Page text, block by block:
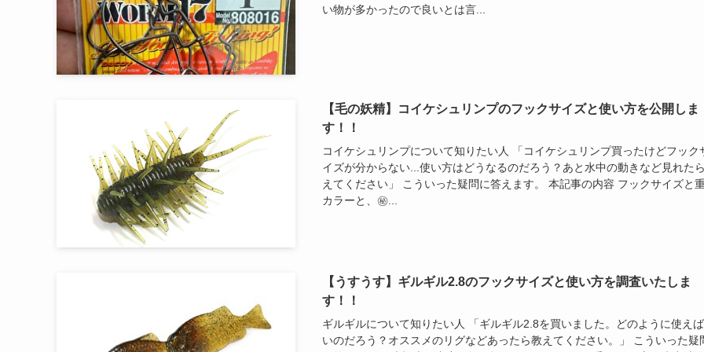
い物が多かったので良いとは言...
【毛の妖精】コイケシュリンプのフックサイズと使い方を公開しま
す！！
コイケシュリンプについて知りたい人 「コイケシュリンプ買ったけどフック
イズが分からない...使い方はどうなるのだろう？あと水中の動きなど見れた
えてください」 こういった疑問に答えます。 本記事の内容 フックサイズと
カラーと、㊙...
【うすうす】ギルギル2.8のフックサイズと使い方を調査いたしま
す！！
ギルギルについて知りたい人 「ギルギル2.8を買いました。どのように使えば
いのだろう？オススメのリグなどあったら教えてください。」 こういった疑